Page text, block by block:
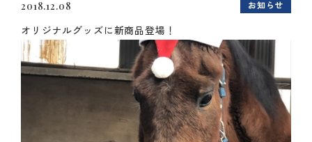
2018.12.08 お知らせ
オリジナルグッズに新商品登場！